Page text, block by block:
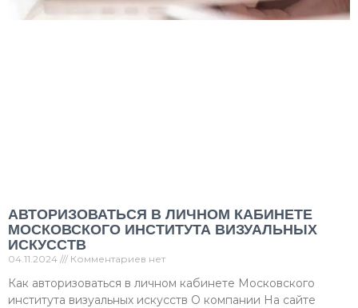
АВТОРИЗОВАТЬСЯ В ЛИЧНОМ КАБИНЕТЕ
МОСКОВСКОГО ИНСТИТУТА ВИЗУАЛЬНЫХ
ИСКУССТВ
04.11.2024 Комментариев нет
Как авторизоваться в личном кабинете Московского
института визуальных искусств О компании На сайте